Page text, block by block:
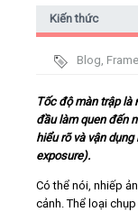
Video
Kiến thức
Liên hệ - Đăng ký
Kiến thức
Blog,
Tốc độ màn trập là
đầu làm quen đến
hiểu rõ và vận
exposure).
Có thể nói, nhiếp
cảnh. Thể loại